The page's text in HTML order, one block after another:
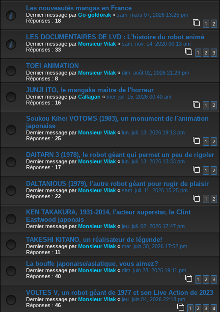
Les nouveautés mangas en France
Dernier message par Go-goldorak « sam. mars 07, 2026 13:25 pm
Réponses : 18 1 2
LES DOCUMENTAIRES DE LVD : L'histoire du robot animé
Dernier message par Monsieur Vilak « sam. nov. 14, 2020 00:13 am
Réponses : 33 1 2 3
TOEI ANIMATION
Dernier message par Monsieur Vilak « dim. août 02, 2026 21:29 pm
Réponses : 8
JUNJI ITO, le mangaka maitre de l'horreur
Dernier message par Callagan « mer. juil. 15, 2026 00:40 am
Réponses : 16 1 2
Soukou Kihei VOTOMS (1983), un monument de l'animation
japonaise
Dernier message par Monsieur Vilak « lun. juil. 13, 2026 19:13 pm
Réponses : 25 1 2
DAITARN 3 (1978), le robot géant qui permet un peu de rigoler
Dernier message par Monsieur Vilak « lun. juil. 13, 2026 13:33 pm
Réponses : 17 1 2
DALTANIOUS (1979), l'autre robot géant pour rugir de plaisir
Dernier message par Monsieur Vilak « sam. juil. 11, 2026 15:25 pm
Réponses : 22 1 2
KEN TAKAKURA, 1931-2014, l'acteur superstar, le Clint
Eastwood japonais
Dernier message par Monsieur Vilak « jeu. juil. 02, 2026 17:47 pm
TAKESHI KITANO, un réalisateur de légende!
Dernier message par Monsieur Vilak « mar. juin 30, 2026 17:52 pm
Réponses : 11
La bouffe japonaise/asiatique, vous aimez?
Dernier message par Monsieur Vilak « dim. juin 28, 2026 19:11 pm
Réponses : 40 1 2 3
VOLTES V, un robot géant de 1977 et son Live Action de 2023
Dernier message par Monsieur Vilak « jeu. juin 04, 2026 22:18 pm
Réponses : 46 1 2 3 4